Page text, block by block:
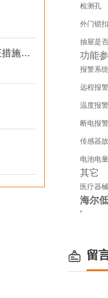
小型真空冷冻机对产品质量保证措施是什么？
检测孔
外门锁扣
抽屉是
功能
报警系统
远程报警
温度报警
断电报警
传感器
电池电
其它
医疗器
海尔
‘
留